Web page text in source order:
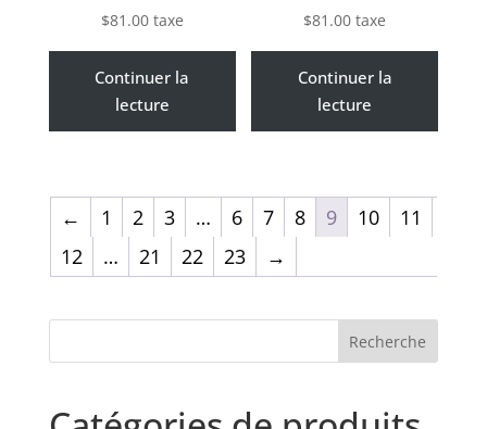
$81.00 taxe
Continuer la
lecture
$81.00 taxe
Continuer la
lecture
← 1 2 3 … 6 7 8 9 10
11
12
… 21 22 23 →
Recherche